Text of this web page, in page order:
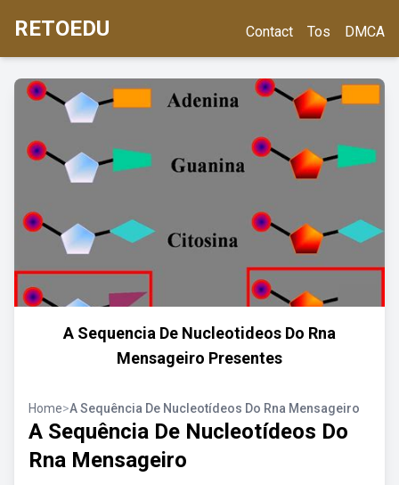
RETOEDU Contact Tos DMCA
A Sequencia De Nucleotideos Do Rna
Mensageiro Presentes
Home>A Sequência De Nucleotídeos Do Rna Mensageiro
A Sequência De Nucleotídeos Do
Rna Mensageiro